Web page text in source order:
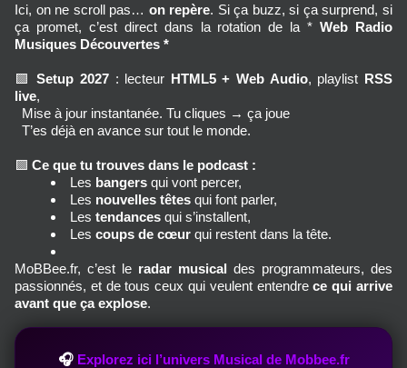
Ici, on ne scroll pas… on repère. Si ça buzz, si ça surprend, si
ça promet, c’est direct dans la rotation de la * Web Radio
Musiques Découvertes *
🟪Setup 2027 : lecteur HTML5 + Web Audio, playlist RSS
live,
  Mise à jour instantanée. Tu cliques → ça joue
  T’es déjà en avance sur tout le monde.
🟪 Ce que tu trouves dans le podcast :
Les bangers qui vont percer,
Les nouvelles têtes qui font parler,
Les tendances qui s’installent,
Les coups de cœur qui restent dans la tête.
MoBBee.fr, c’est le radar musical des programmateurs, des
passionnés, et de tous ceux qui veulent entendre ce qui arrive
avant que ça explose.
🎧 Explorez ici l’univers Musical de Mobbee.fr